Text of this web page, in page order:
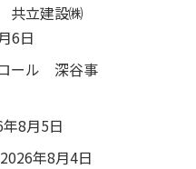
共立建設㈱
6日
ール 深谷事
8月5日
2026年8月4日